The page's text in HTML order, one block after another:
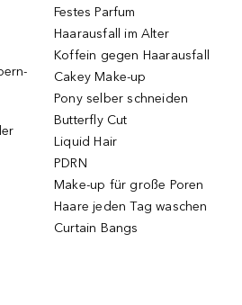
Festes Parfum
Haarausfall im Alter
Koffein gegen Haarausfall
Cakey Make-up
Pony selber schneiden
Butterfly Cut
Liquid Hair
PDRN
Make-up für große Poren
Haare jeden Tag waschen
Curtain Bangs